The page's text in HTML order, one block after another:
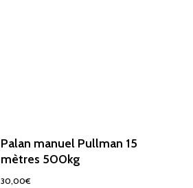
Palan manuel Pullman 15
mètres 500kg
30,00€